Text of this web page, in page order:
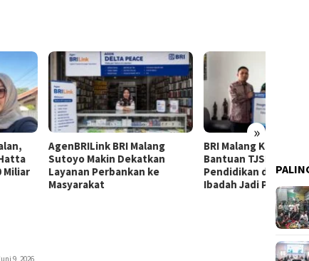
»
BRI Malang
Dekatkan
Perbankan ke
BRI Malang Kawi Salurkan
Bantuan TJSL Rp642 Juta,
Pendidikan dan Rumah
Ibadah Jadi Prioritas
9, 2026